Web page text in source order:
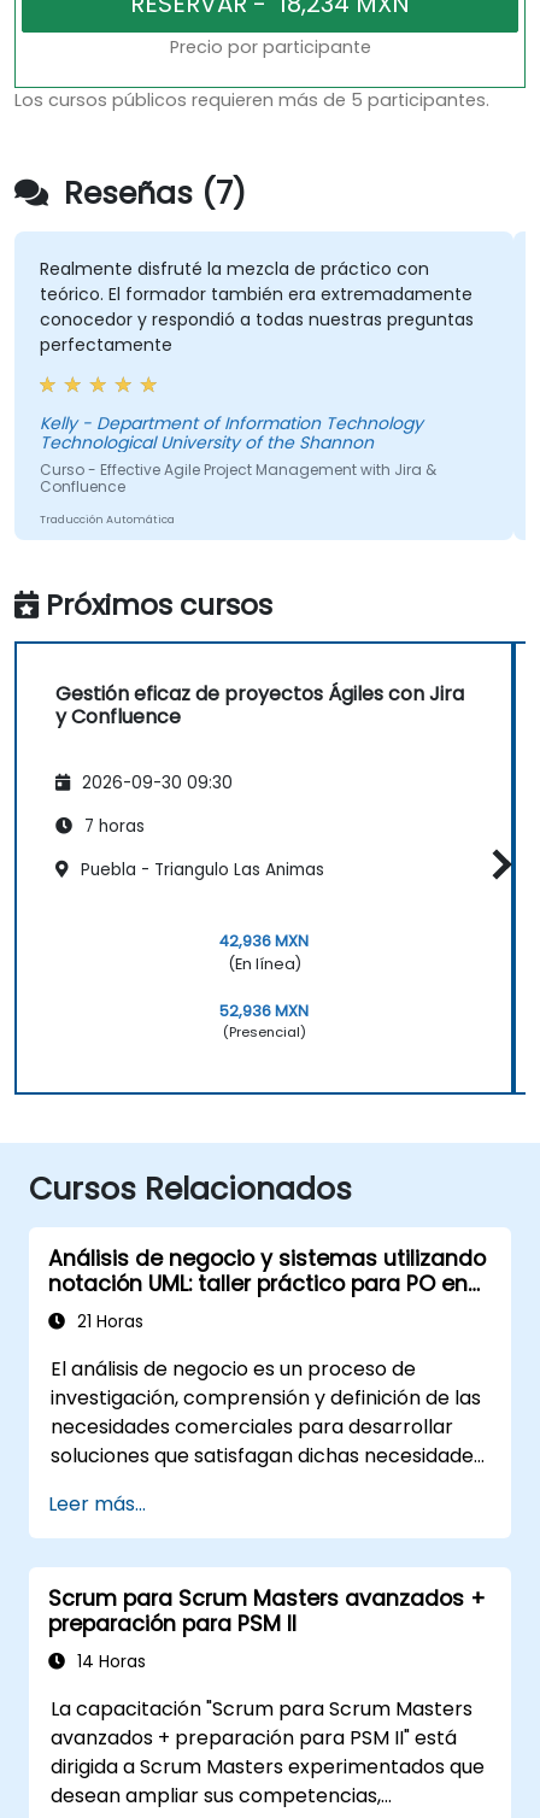
Precio por participante
Los cursos públicos requieren más de 5 participantes.
Reseñas (7)
Realmente disfruté la mezcla de práctico con
teórico. El formador también era extremadamente
conocedor y respondió a todas nuestras preguntas
perfectamente
Kelly - Department of Information Technology
Technological University of the Shannon
Curso - Effective Agile Project Management with Jira &
Confluence
Traducción Automática
Próximos cursos
Gestión eficaz de proyectos Ágiles con Jira
y Confluence
2026-09-30 09:30
7 horas
Puebla - Triangulo Las Animas
42,936 MXN
(En línea)
52,936 MXN
(Presencial)
Cursos Relacionados
Análisis de negocio y sistemas utilizando
notación UML: taller práctico para PO en
metodología Scrum
21 Horas
El análisis de negocio es un proceso de
investigación, comprensión y definición de las
necesidades comerciales para desarrollar
soluciones que satisfagan dichas necesidades.
gestión del cambio en una organización y en
el diseño de nuevas soluciones comerciales. El
análisis de negocio tiene como objetivo
garantizar que las soluciones tecnológicas,
procesales u organizativas cumplan con los
objetivos y necesidades comerciales. Es un
efectividad de los proyectos y cambios
dentro de una organización, al proporcionar
soluciones correctas, viables y plenamente
conformes a los requisitos del negocio.
Leer más...
Scrum para Scrum Masters avanzados +
preparación para PSM II
14 Horas
La capacitación "Scrum para Scrum Masters
avanzados + preparación para PSM II" está
dirigida a Scrum Masters experimentados que
desean ampliar sus competencias,